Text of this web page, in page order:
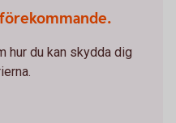
hur du kan skydda dig